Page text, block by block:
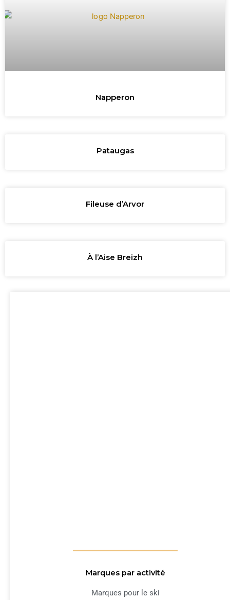
Napperon
Pataugas
Fileuse d’Arvor
À l’Aise Breizh
Marques par activité
Marques pour le ski